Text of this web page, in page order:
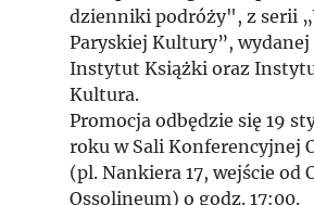
dzienniki podróży", z serii
Paryskiej Kultury”, wydanej
Instytut Książki oraz
Kultura.
Promocja odbędzie się 19
roku w Sali Konferencyjnej
(pl. Nankiera 17, wejście od
Ossolineum) o godz. 17:00.